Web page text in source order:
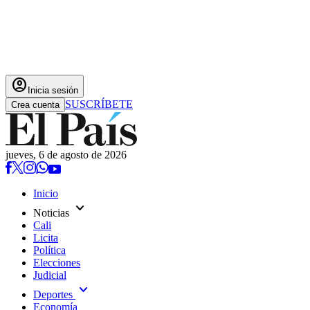
account_circle Inicia sesión
Crea cuenta SUSCRÍBETE
jueves, 6 de agosto de 2026
Inicio
Noticias expand_more
Cali
Licita
Política
Elecciones
Judicial
Deportes expand_more
Economía